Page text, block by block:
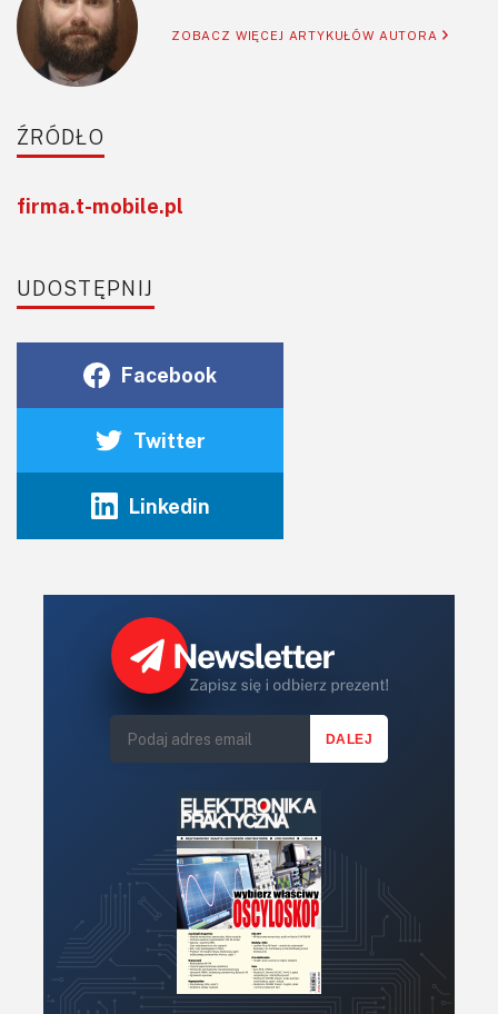
ZOBACZ WIĘCEJ ARTYKUŁÓW AUTORA
ŹRÓDŁO
firma.t-mobile.pl
UDOSTĘPNIJ
Facebook
Twitter
Linkedin